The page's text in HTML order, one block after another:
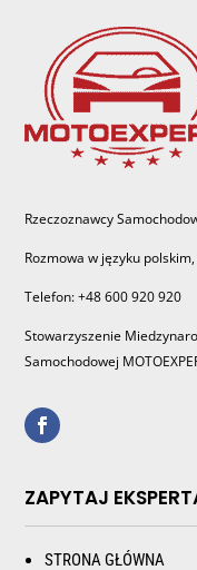
Rzeczoznawcy
Rozmowa w języku
Telefon: +48 600 920 920
Stowarzyszenie
Samochodowej
ZAPYTAJ
STRONA GŁÓWNA